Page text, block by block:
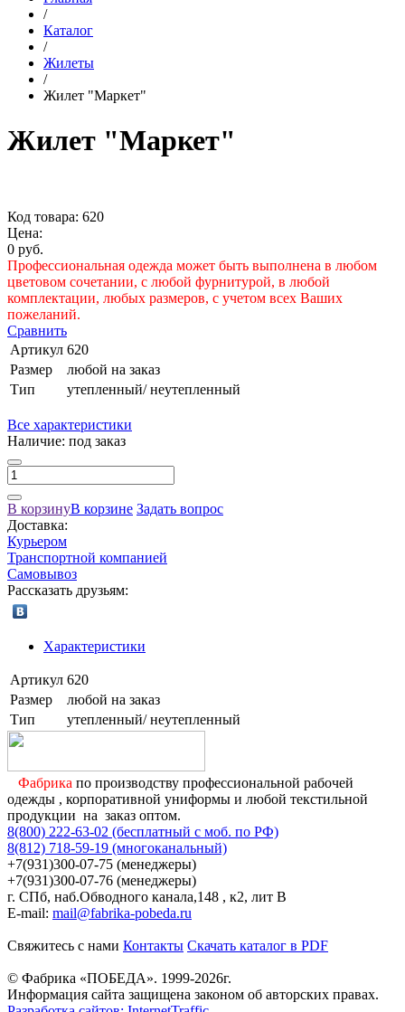
/
Каталог
/
Жилеты
/
Жилет "Маркет"
Жилет "Маркет"
Код товара: 620
Цена:
0 руб.
Профессиональная одежда может быть выполнена в любом
цветовом сочетании, с любой фурнитурой, в любой
комплектации, любых размеров, с учетом всех Ваших
пожеланий.
Сравнить
Артикул 620
Размер
любой на заказ
Тип
утепленный/ неутепленный
Все характеристики
Наличие: под заказ
В корзинуВ корзине Задать вопрос
Доставка:
Курьером
Транспортной компанией
Самовывоз
Рассказать друзьям:
Характеристики
Артикул 620
Размер
любой на заказ
Тип
утепленный/ неутепленный
Фабрика по производству профессиональной рабочей
одежды , корпоративной униформы и любой текстильной
продукции на заказ оптом.
8(800) 222-63-02 (бесплатный с моб. по РФ)
8(812) 718-59-19 (многоканальный)
+7(931)300-07-75 (менеджеры)
+7(931)300-07-76 (менеджеры)
г. СПб, наб.Обводного канала,148 , к2, лит В
E-mail: mail@fabrika-pobeda.ru
Свяжитесь с нами Контакты Скачать каталог в PDF
© Фабрика «ПОБЕДА». 1999-2026г.
Информация сайта защищена законом об авторских правах.